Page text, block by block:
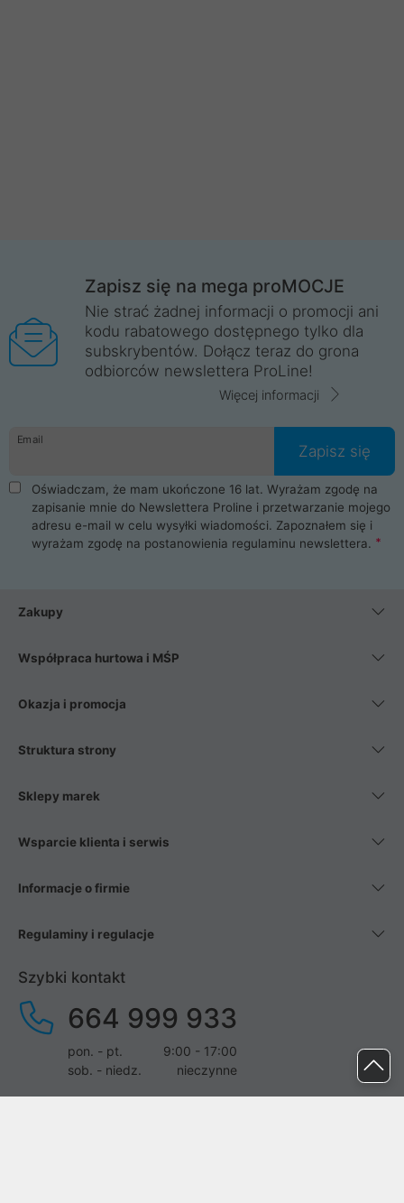
Zapisz się na mega proMOCJE
Nie strać żadnej informacji o promocji ani
kodu rabatowego dostępnego tylko dla
subskrybentów. Dołącz teraz do grona
odbiorców newslettera ProLine!
Więcej informacji
Email
Zapisz się
Oświadczam, że mam ukończone 16 lat. Wyrażam zgodę na
zapisanie mnie do Newslettera Proline i przetwarzanie mojego
adresu e-mail w celu wysyłki wiadomości. Zapoznałem się i
wyrażam zgodę na postanowienia regulaminu newslettera.
Zakupy
Współpraca hurtowa i MŚP
Okazja i promocja
Struktura strony
Sklepy marek
Wsparcie klienta i serwis
Informacje o firmie
Regulaminy i regulacje
Szybki kontakt
664 999 933
pon. - pt.
9:00 - 17:00
sob. - niedz.
nieczynne